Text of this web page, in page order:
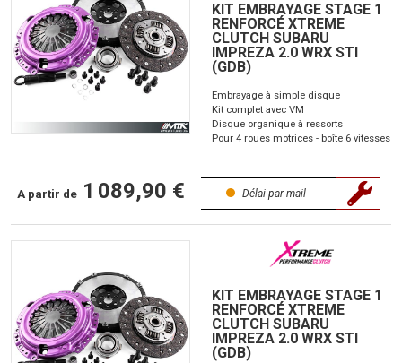
KIT EMBRAYAGE STAGE 1
RENFORCÉ XTREME
CLUTCH SUBARU
IMPREZA 2.0 WRX STI
(GDB)
Embrayage à simple disque
Kit complet avec VM
Disque organique à ressorts
Pour 4 roues motrices - boîte 6 vitesses
A partir de 1 089,90 € Délai par mail
KIT EMBRAYAGE STAGE 1
RENFORCÉ XTREME
CLUTCH SUBARU
IMPREZA 2.0 WRX STI
(GDB)